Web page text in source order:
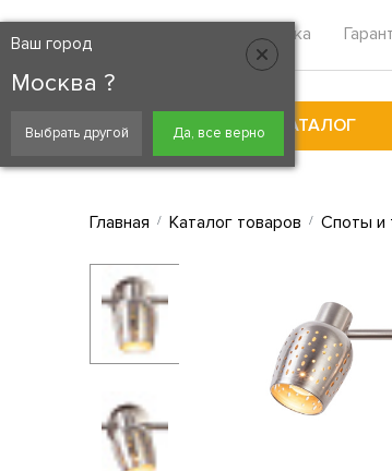
Москва
Ваш город
Москва ?
Выбрать другой Да, все верно
Доставка
КАТАЛОГ
Главная Каталог товаров Споты и